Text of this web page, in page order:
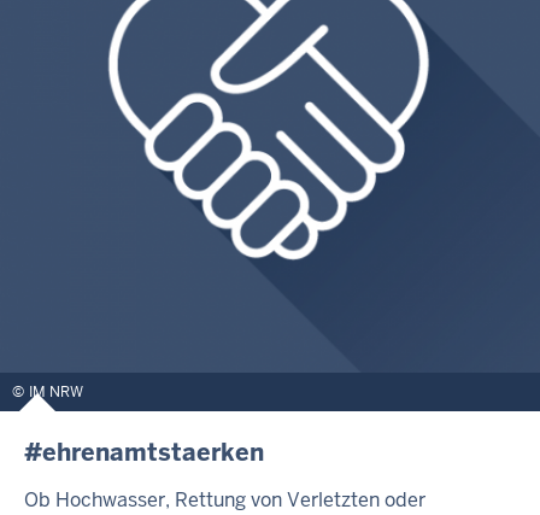
IM NRW
#ehrenamtstaerken
Ob Hochwasser, Rettung von Verletzten oder